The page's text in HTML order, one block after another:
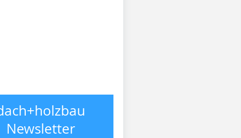
Newsletter